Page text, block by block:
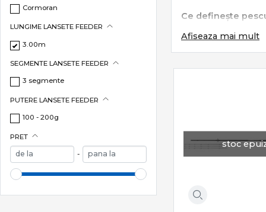
Cormoran
LUNGIME LANSETE FEEDER
3.00m
SEGMENTE LANSETE FEEDER
3 segmente
PUTERE LANSETE FEEDER
100 - 200g
PRET
-
Ce definește
Pescuitul la crap se
lansări
Subcategorii
Mulinete crap
Afiseaza mai mult
stoc